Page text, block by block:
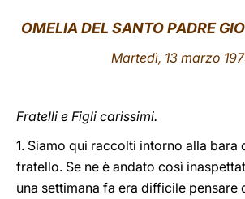
OMELIA DEL SANTO PADRE
Martedì, 13 marzo
Fratelli e Figli carissimi.
1. Siamo qui raccolti intorno alla bara
fratello. Se ne è andato così
una settimana fa era difficile pensare